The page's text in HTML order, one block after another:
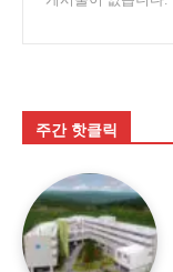
주간 핫클릭